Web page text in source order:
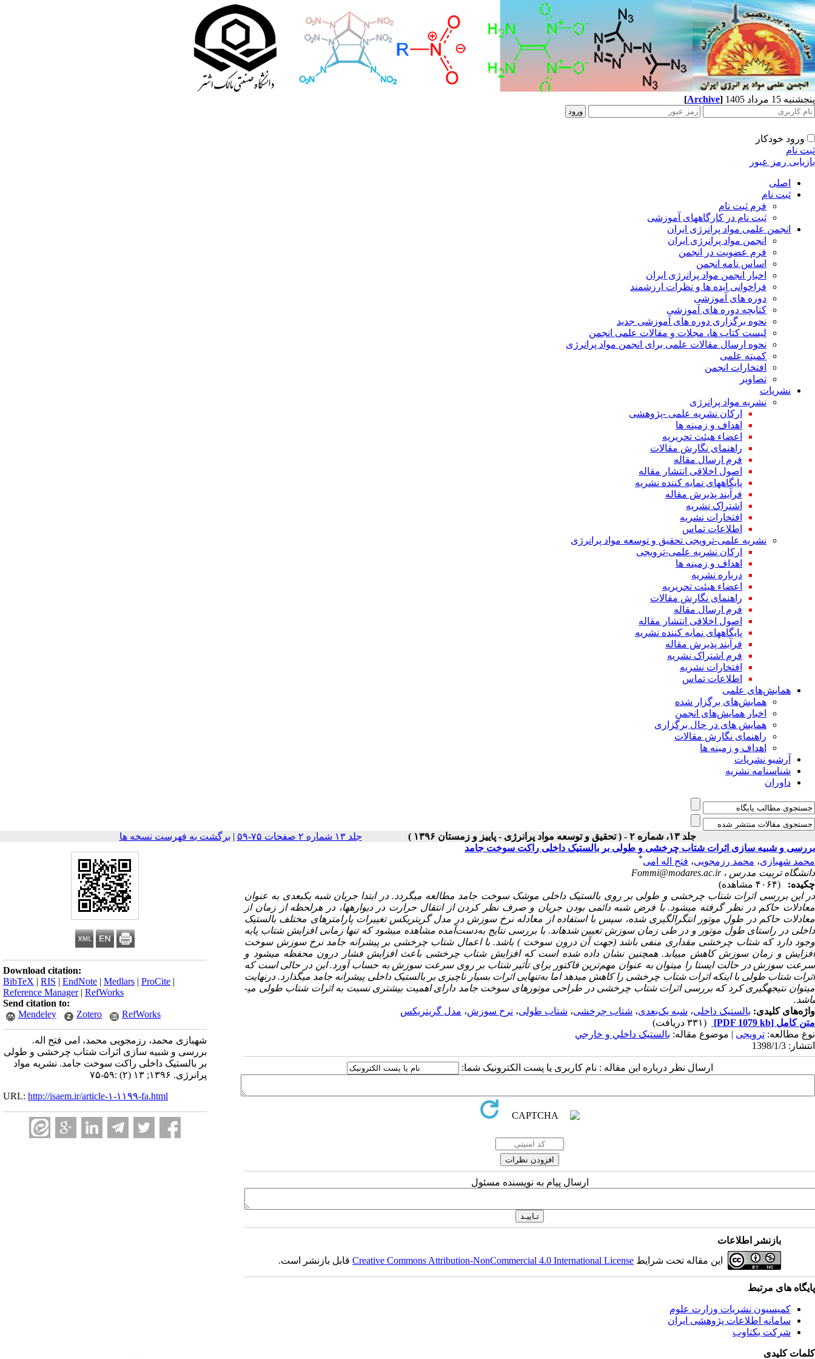
پنجشنبه 15 مرداد 1405 [Archive]
ورود خودکار
ثبت نام
بازیابی رمز عبور
اصلی
ثبت نام
فرم ثبت نام
ثبت نام در کارگاههای آموزشی
انجمن علمی مواد پرانرژی ایران
انجمن مواد پرانرژی ایران
فرم عضویت در انجمن
اساس نامه انجمن
اخبار انجمن مواد پرانرژی ایران
فراخوانی ایده ها و نظرات ارزشمند
دوره های آموزشی
کتابچه دوره های آموزشی
نحوه برگزاری دوره های آموزشی جدید
لیست کتاب ها، مجلات و مقالات علمی انجمن
نحوه ارسال مقالات علمی برای انجمن مواد پرانرژی
کمیته علمی
افتخارات انجمن
تصاویر
نشریات
نشریه مواد پرانرژی
ارکان نشریه علمی -پژوهشی
اهداف و زمینه ها
اعضاء هیئت تحریریه
راهنمای نگارش مقالات
فرم ارسال مقاله
اصول اخلاقی انتشار مقاله
پایگاههای نمایه کننده نشریه
فرآیند پذیرش مقاله
اشتراک نشریه
افتخارات نشریه
اطلاعات تماس
نشریه علمی-ترویجی تحقیق و توسعه مواد پرانرژی
ارکان نشریه علمی-ترویجی
اهداف و زمینه ها
درباره نشریه
اعضاء هیئت تحریریه
راهنمای نگارش مقالات
فرم ارسال مقاله
اصول اخلاقی انتشار مقاله
پایگاههای نمایه کننده نشریه
فرآیند پذیرش مقاله
فرم اشتراک نشریه
افتخارات نشریه
اطلاعات تماس
همایش‌های علمی
همایش‌های برگزار شده
اخبار همایش‌های انجمن
همایش های در حال برگزاری
راهنمای نگارش مقالات
اهداف و زمینه ها
آرشیو نشریات
شناسنامه نشریه
داوران
جلد ۱۳، شماره ۲ - ( تحقیق و توسعه مواد پرانرژی - پاییز و زمستان ۱۳۹۶ ) جلد ۱۳ شماره ۲ صفحات ۷۵-۵۹ | برگشت به فهرست نسخه ها
Download citation:
BibTeX | RIS | EndNote | Medlars | ProCite |
Reference Manager| RefWorks
Send citation to:
Mendeley
Zotero RefWorks
شهبازی محمد، رزمجویی محمد، امی فتح اله.
بررسی و شبیه سازی اثرات شتاب چرخشی و طولی
بر بالستیک داخلی راکت سوخت جامد. نشریه مواد
پرانرژی. ۱۳۹۶; ۱۳ (۲) :۵۹-۷۵
URL: http://isaem.ir/article-۱-۱۱۹۹-fa.html
بررسی و شبیه سازی اثرات شتاب چرخشی و طولی بر بالستیک داخلی راکت سوخت جامد
محمد شهبازی، محمد رزمجویی، فتح اله امی*
دانشگاه تربیت مدرس ،Fommi@modares.ac.ir
چکیده:
(۴۰۶۴ مشاهده)
در این بررسی اثرات شتاب چرخشی و طولی بر روی بالستیک داخلی موشک سوخت جامد مطالعه می­گردد. در ابتدا جریان شبه یک­بعدی به عنوان
معادلات حاکم در نظر گرفته می­شود. با فرض شبه دائمی بودن جریان و صرف ‌نظر کردن از انتقال حرارت در دیواره­ها، در هرلحظه از زمان از
معادلات حاکم در طول موتور انتگرال­گیری شده، سپس با استفاده از معادله نرخ سوزش در مدل گریتریکس تغییرات پارامتر­های مختلف بالستیک
داخلی در راستای طول موتور و در طی زمان سوزش تعیین شده­اند. با بررسی نتایج به‌دست‌آمده مشاهده می­شود کهتنها زمانی افزایش شتاب پایه
وجود دارد که شتاب چرخشی مقداری منفی باشد (جهت آن درون سوخت ) باشد. با اعمال شتاب چرخشی بر پیشرانه جامد نرخ سوزش سوخت
افزایش و زمان سوزش کاهش می­یابد.همچنین نشان داده شده است که افزایش شتاب چرخشی باعث افزایش فشار درون محفظه می­شود و
سرعت سوزش در حالت ایستا را می­توان به عنوان مهم‌ترین فاکتور برای تأثیر شتاب بر روی سرعت سوزش به حساب آورد. این در حالی است که
اثرات شتاب طولی با اینکه اثرات شتاب چرخشی را کاهش­ می­دهد اما به‌تنهایی اثرات بسیار ناچیزی بر بالستیک داخلی پیشرانه جامد می­گذارد. درنهایت
نتیجه­گیری کرد که بررسی اثرات شتاب چرخشی در طراحی موتور­های سوخت جامد دارای اهمیت بیشتری نسبت به اثرات شتاب طولی می­
باشد.
واژه‌های کلیدی: بالستیک داخلی، شبه یک‌بعدی، شتاب چرخشی، شتاب طولی، نرخ سوزش، مدل گریتریکس
متن کامل [PDF 1079 kb]
(۳۳۱ دریافت)
نوع مطالعه: ترویجی | موضوع مقاله: بالستيک داخلي و خارجي
انتشار: 1398/1/3
ارسال نظر درباره این مقاله : نام کاربری یا پست الکترونیک شما:
ارسال پیام به نویسنده مسئول
بازنشر اطلاعات
این مقاله تحت شرایط Creative Commons Attribution-NonCommercial 4.0 International Licenseقابل بازنشر است.
پایگاه های مرتبط
کمیسیون نشریات وزارت علوم
سامانه اطلاعات پژوهشی ایران
شرکت یکتاوب
کلمات کلیدی